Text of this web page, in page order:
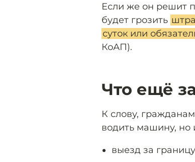
Если же он решит
будет грозить
суток или
КоАП).
Что ещё
К слову,
водить машину, но
выезд за